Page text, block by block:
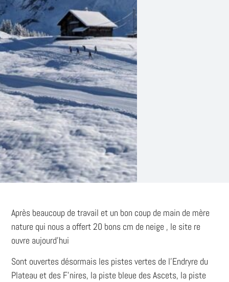
Après beaucoup de travail et un bon coup de main de mère
nature qui nous a offert 20 bons cm de neige , le site re
ouvre aujourd’hui
Sont ouvertes désormais les pistes vertes de l’Endryre du
Plateau et des F’nires, la piste bleue des Ascets, la piste